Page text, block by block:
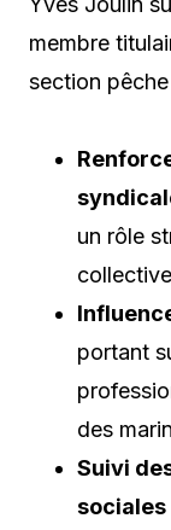
membre
section
un rôle
portant
des
Suivi
sociales